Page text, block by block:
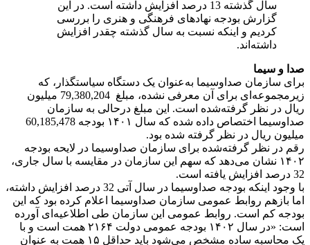
سال گذشته 13 درصد افزایش داشته است. در این
گزارش بودجه نهادهای فرهنگی و هنری را بررسی
کردیم و اینکه نسبت به سال گذشته چقدر افزایش
داشته‌اند.
صدا و سیما
برای سازمان صداوسیما به‌عنوان یک دستگاه سیاستگذار، که
زیرمجموعه‌ای برای آن معرفی نشده، مبلغ 79,380,204 میلیون
ریال در نظر گرفته‌شده است. این مبلغ درحالی به سازمان
صداوسیما اختصاص داده شده که سال ۱۴۰۱ بودجه 60,185,478
میلیون ریال در نظر گرفته‌ شده بود.
رقم در نظر گرفته‌شده برای سازمان صداوسیما در لایحه بودجه
۱۴۰۲ نشان می‌دهد که سهم این سازمان در مقایسه با سال جاری،
32 درصد افزایش یافته است.
با وجود اینکه بودجه صداوسیما در سال آتی 32 درصد افزایش داشته،
اما بازهم روابط عمومی سازمان صداوسیما اعلام کرده بود که این
بودجه کم است. روابط عمومی این سازمان طی اطلاعیه‌ای آورده
است: «در سال ۱۴۰۲ بودجه عمومی دولت ۲۱۶۴ همت است و با
یک محاسبه ساده مشخص می‌شود باید حداقل ۱۵ همت به عنوان